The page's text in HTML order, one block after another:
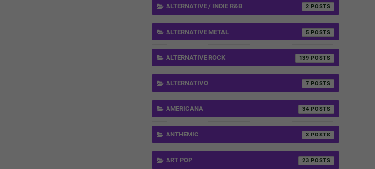
ALTERNATIVE / INDIE R&B 2
ALTERNATIVE METAL 5
ALTERNATIVE ROCK 139
ALTERNATIVO 7
AMERICANA 34
ANTHEMIC 3
ART POP 23